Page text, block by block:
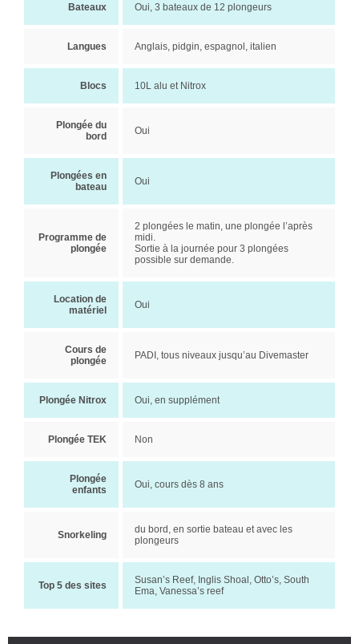
Bateaux Oui, 3 bateaux de 12 plongeurs
Langues Anglais, pidgin, espagnol, italien
Blocs 10L alu et Nitrox
Plongée du
bord
Oui
Plongées en
bateau
Oui
Programme de
plongée
2 plongées le matin, une plongée l’après
midi.
Sortie à la journée pour 3 plongées
possible sur demande.
Location de
matériel
Oui
Cours de
plongée
PADI, tous niveaux jusqu’au Divemaster
Plongée Nitrox Oui, en supplément
Plongée TEK Non
Plongée
enfants
Oui, cours dès 8 ans
Snorkeling
du bord, en sortie bateau et avec les
plongeurs
Top 5 des sites
Susan’s Reef, Inglis Shoal, Otto’s, South
Ema, Vanessa’s reef